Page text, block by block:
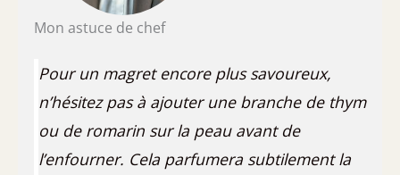
Mon astuce de chef
Pour un magret encore plus savoureux,
n’hésitez pas à ajouter une branche de thym
ou de romarin sur la peau avant de
l’enfourner. Cela parfumera subtilement la